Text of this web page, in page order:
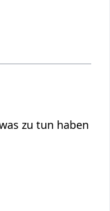
zu tun haben